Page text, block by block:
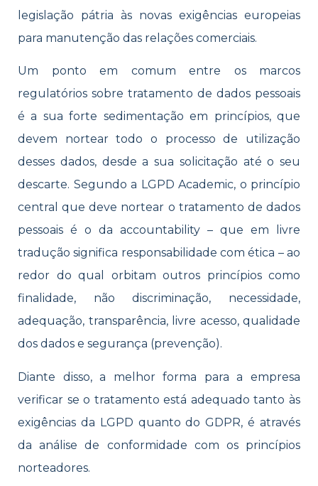
legislação pátria às novas exigências europeias
para manutenção das relações comerciais.
Um ponto em comum entre os marcos
regulatórios sobre tratamento de dados pessoais
é a sua forte sedimentação em princípios, que
devem nortear todo o processo de utilização
desses dados, desde a sua solicitação até o seu
descarte. Segundo a LGPD Academic, o princípio
central que deve nortear o tratamento de dados
pessoais é o da accountability – que em livre
tradução significa responsabilidade com ética – ao
redor do qual orbitam outros princípios como
finalidade, não discriminação, necessidade,
adequação, transparência, livre acesso, qualidade
dos dados e segurança (prevenção).
Diante disso, a melhor forma para a empresa
verificar se o tratamento está adequado tanto às
exigências da LGPD quanto do GDPR, é através
da análise de conformidade com os princípios
norteadores.